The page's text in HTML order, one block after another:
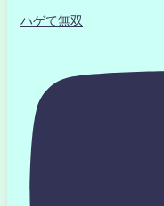
ハゲて無双